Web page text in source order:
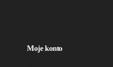
Moje konto